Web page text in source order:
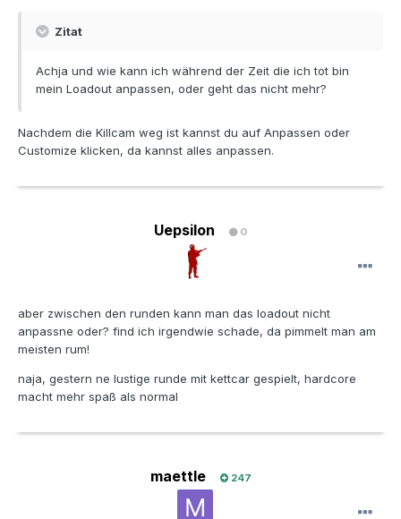
Zitat
Achja und wie kann ich während der Zeit die ich tot bin
mein Loadout anpassen, oder geht das nicht mehr?
Nachdem die Killcam weg ist kannst du auf Anpassen oder
Customize klicken, da kannst alles anpassen.
Uepsilon 0
aber zwischen den runden kann man das loadout nicht
anpassne oder? find ich irgendwie schade, da pimmelt man am
meisten rum!
naja, gestern ne lustige runde mit kettcar gespielt, hardcore
macht mehr spaß als normal
maettle 247